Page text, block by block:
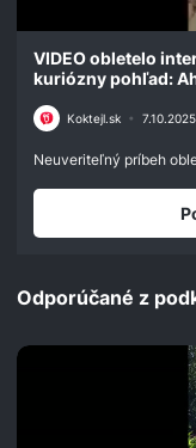
seconds
seconds
VIDEO obletelo
kuriózny pohľad:
Koktejl.sk • 7.10.2025
Neuveriteľný príbeh
Odporúčané z